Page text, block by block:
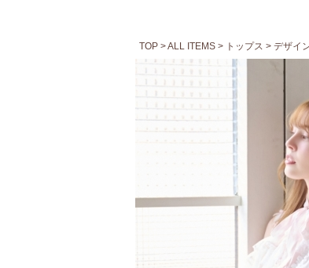
TOP >ALL ITEMS > トップス > デザイ